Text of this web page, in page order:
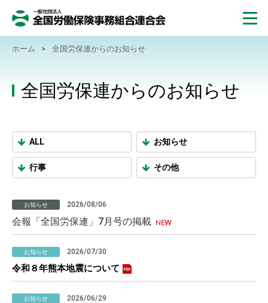
ホーム > 全国労保連からのお知らせ
全国労保連からのお知らせ
ALL お知らせ
行事 その他
お知らせ 2026/08/06
会報「全国労保連」7月号の掲載
お知らせ 2026/07/30
令和８年熊本地震について
お知らせ 2026/06/29